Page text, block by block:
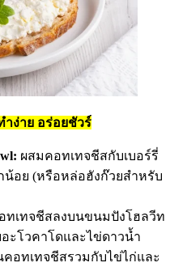
ง่าย อร่อยชัวร์
ผสมคอทเทจชีสกับเบอร์รี่
น้อย (หรือหล่อฮังก๊วยสำหรับ
ทเทจชีสลงบนขนมปังโฮลวีท
ะโวคาโดและไข่ดาวน้ำ
คอทเทจชีสรวมกับไข่ไก่และ